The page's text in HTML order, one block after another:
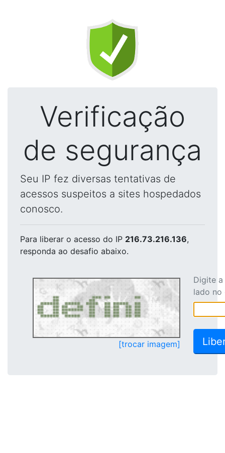
Verificação
de segurança
Seu IP fez diversas tentativas de
acessos suspeitos a sites hospedados
conosco.
Para liberar o acesso do IP 216.73.216.136,
responda ao desafio abaixo.
[trocar imagem]
Digite
lado no